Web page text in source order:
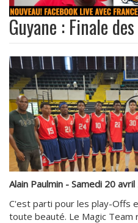
Guyane : Finale
Alain Paulmin - Samedi 20
C'est parti pour les play-Offs
toute beauté. Le Magic Team